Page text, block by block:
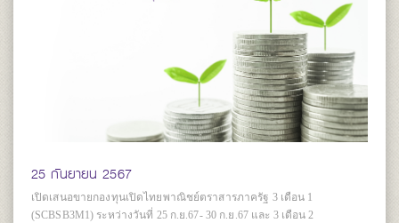
25 กันยายน 2567
เปิดเสนอขายกองทุนเปิดไทยพาณิชย์ตราสารภาครัฐ 3 เดือน 1
(SCBSB3M1) ระหว่างวันที่ 25 ก.ย.67- 30 ก.ย.67 และ 3 เดือน 2